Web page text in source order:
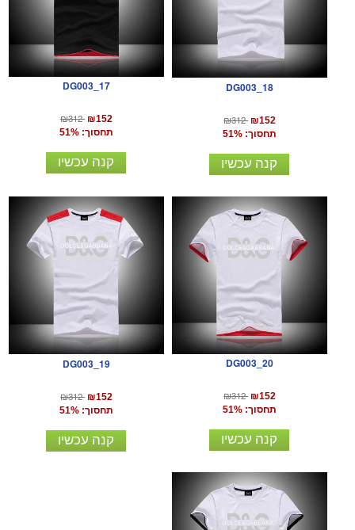
DG003_17
₪312 ₪152
תחסוך: 51%
קנה עכשיו
DG003_18
₪312 ₪152
תחסוך: 51%
קנה עכשיו
DG003_19
₪312 ₪152
תחסוך: 51%
קנה עכשיו
DG003_20
₪312 ₪152
תחסוך: 51%
קנה עכשיו